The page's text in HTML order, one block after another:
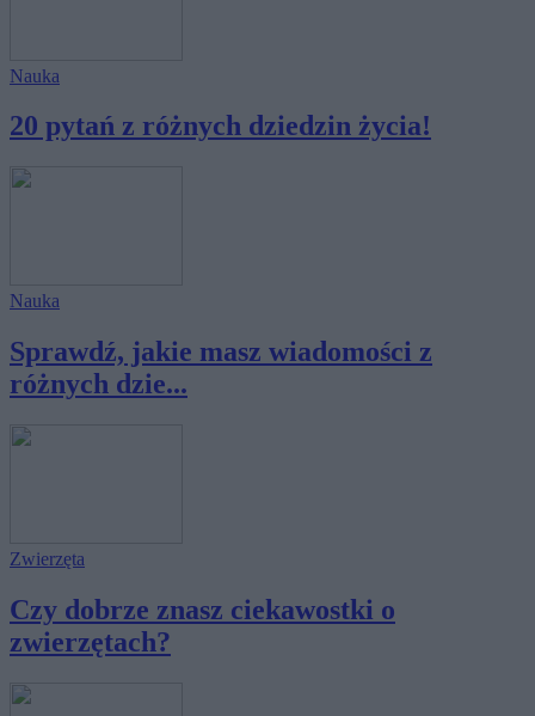
Nauka
20 pytań z różnych dziedzin życia!
Nauka
Sprawdź, jakie masz wiadomości z
różnych dzie...
Zwierzęta
Czy dobrze znasz ciekawostki o
zwierzętach?